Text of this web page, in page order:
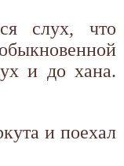
слух, что
и до хана.
и поехал